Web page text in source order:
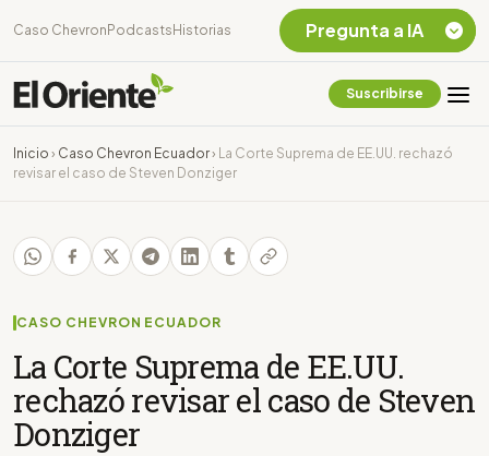
Caso Chevron Podcasts Historias
Suscribirse
Inicio › Caso Chevron Ecuador›
La Corte Suprema de EE.UU. rechazó
revisar el caso de Steven Donziger
CASO CHEVRON ECUADOR
La Corte Suprema de EE.UU.
rechazó revisar el caso de Steven
Donziger
Pregunta a IA
Chevron Ecuador